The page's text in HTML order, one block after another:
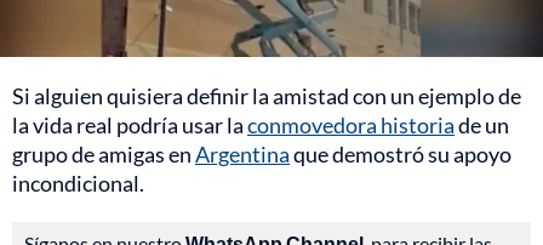
Si alguien quisiera definir la amistad con un ejemplo de
la vida real podría usar laconmovedora historiade un
grupo de amigas enArgentinaque demostró su apoyo
incondicional.